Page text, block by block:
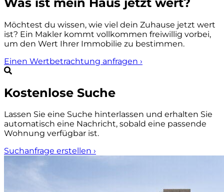
Möchtest du wissen, wie viel dein Zuhause jetzt wert
ist? Ein Makler kommt vollkommen freiwillig vorbei,
um den Wert Ihrer Immobilie zu bestimmen.
Einen Wertbetrachtung anfragen ›
Kostenlose Suche
Lassen Sie eine Suche hinterlassen und erhalten Sie
automatisch eine Nachricht, sobald eine passende
Wohnung verfügbar ist.
Suchanfrage erstellen ›